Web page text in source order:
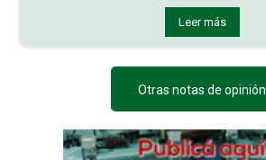
Leer más
Otras notas de opinión